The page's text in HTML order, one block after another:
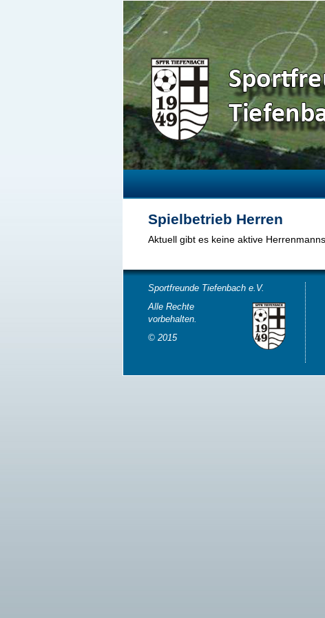
Spielbetrieb Herren
Aktuell gibt es keine aktive
Sportfreunde Tiefenbach e.V.
Alle Rechte
vorbehalten.
© 2015